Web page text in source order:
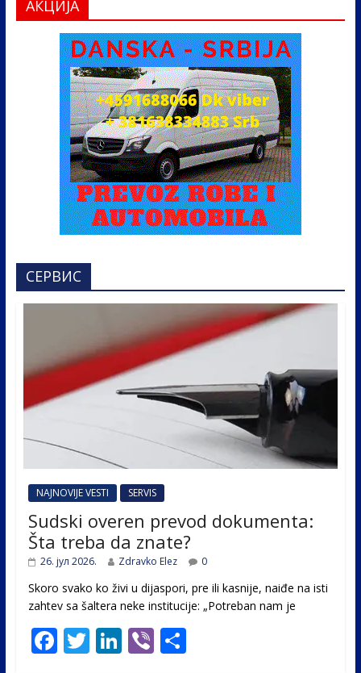
АКЦИЈА
СЕРВИС
NAJNOVIJE VESTI SERVIS
Sudski overen prevod dokumenta:
Šta treba da znate?
26. јул 2026. Zdravko Elez 0
Skoro svako ko živi u dijaspori, pre ili kasnije, naiđe na isti
zahtev sa šaltera neke institucije: „Potreban nam je
F T Li Vi S